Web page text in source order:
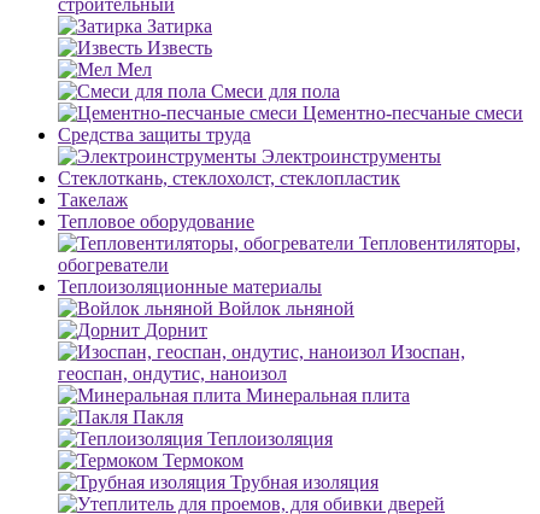
строительный
Затирка
Известь
Мел
Смеси для пола
Цементно-песчаные смеси
Средства защиты труда
Электроинструменты
Стеклоткань, стеклохолст, стеклопластик
Такелаж
Тепловое оборудование
Тепловентиляторы,
обогреватели
Теплоизоляционные материалы
Войлок льняной
Дорнит
Изоспан,
геоспан, ондутис, наноизол
Минеральная плита
Пакля
Теплоизоляция
Термоком
Трубная изоляция